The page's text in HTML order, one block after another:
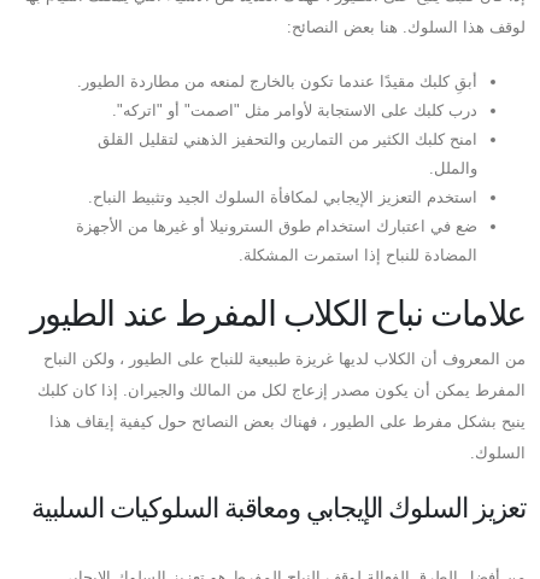
لوقف هذا السلوك. هنا بعض النصائح:
أبقِ كلبك مقيدًا عندما تكون بالخارج لمنعه من مطاردة الطيور.
درب كلبك على الاستجابة لأوامر مثل "اصمت" أو "اتركه".
امنح كلبك الكثير من التمارين والتحفيز الذهني لتقليل القلق
والملل.
استخدم التعزيز الإيجابي لمكافأة السلوك الجيد وتثبيط النباح.
ضع في اعتبارك استخدام طوق السترونيلا أو غيرها من الأجهزة
المضادة للنباح إذا استمرت المشكلة.
علامات نباح الكلاب المفرط عند الطيور
من المعروف أن الكلاب لديها غريزة طبيعية للنباح على الطيور ، ولكن النباح
المفرط يمكن أن يكون مصدر إزعاج لكل من المالك والجيران. إذا كان كلبك
ينبح بشكل مفرط على الطيور ، فهناك بعض النصائح حول كيفية إيقاف هذا
السلوك.
تعزيز السلوك الإيجابي ومعاقبة السلوكيات السلبية